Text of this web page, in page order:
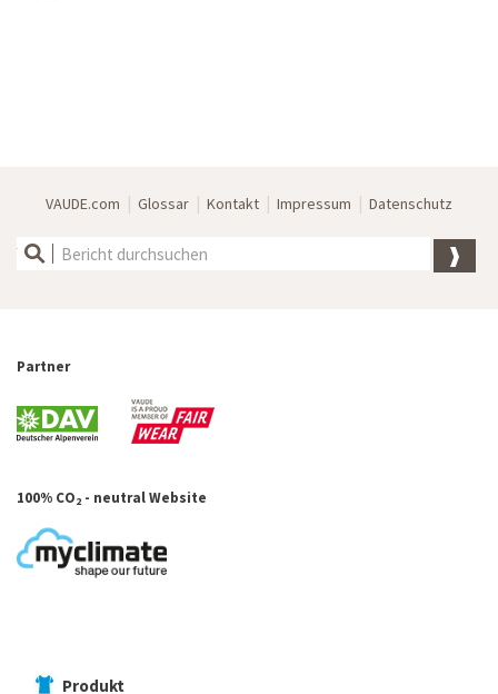
VAUDE.com | Glossar | Kontakt | Impressum | Datenschutz
Partner
100% CO2 - neutral Website
Produkt